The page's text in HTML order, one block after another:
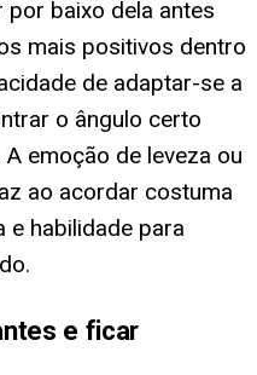
por baixo dela antes
mais positivos dentro
de adaptar-se a
o ângulo certo
emoção de leveza ou
ao acordar costuma
e habilidade para
e ficar